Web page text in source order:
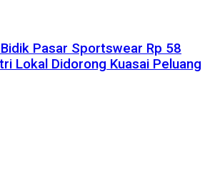
Pasar Sportswear Rp 58
Lokal Didorong Kuasai Peluang